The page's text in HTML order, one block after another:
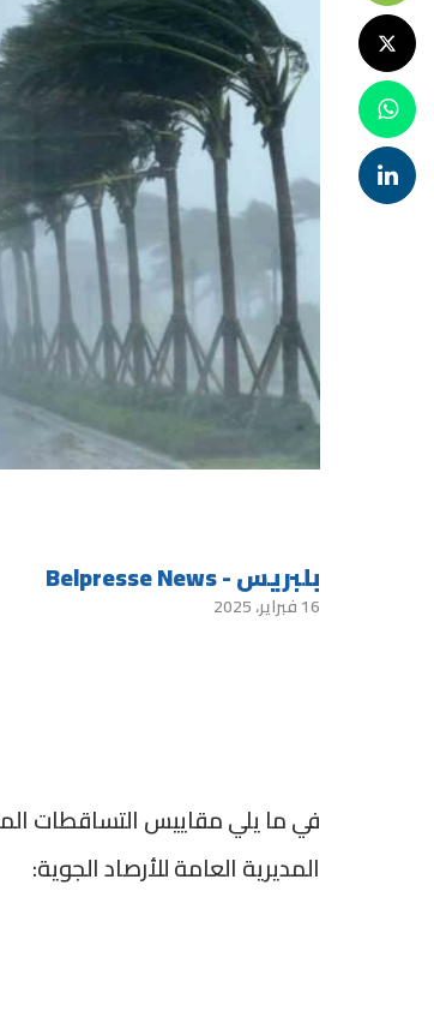
بلبريس - Belpresse News
16 فبراير، 2025
المديرية العامة للأرصاد الجوية: